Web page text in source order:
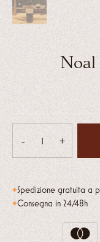
Noal
Bruno
quantità
- +
Spedizione gratuita a
Consegna in 24/48h